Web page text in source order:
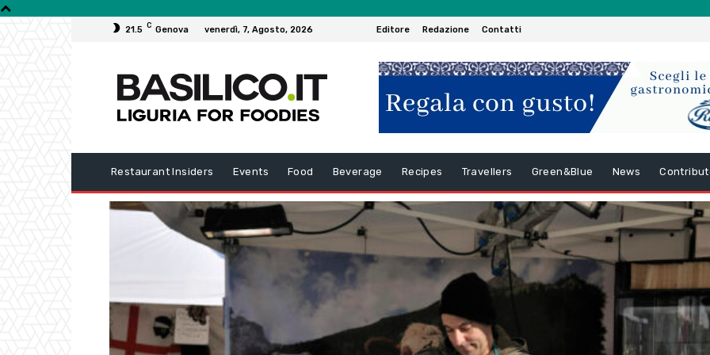
21.5 C Genova venerdì, 7, Agosto, 2026 Editore Redazione Contatti
Restaurant Insiders Events Food Beverage Recipes Travellers Green&Blue News